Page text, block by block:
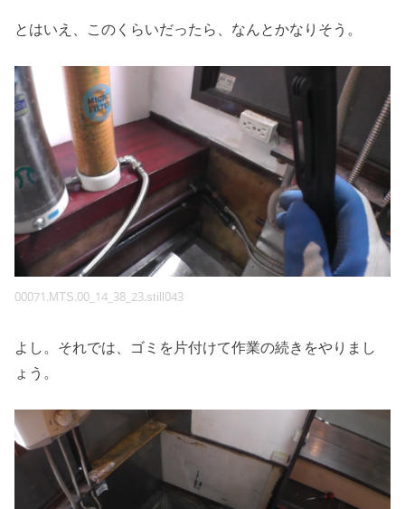
とはいえ、このくらいだったら、なんとかなりそう。
00071.MTS.00_14_38_23.still043
よし。それでは、ゴミを片付けて作業の続きをやりまし
ょう。